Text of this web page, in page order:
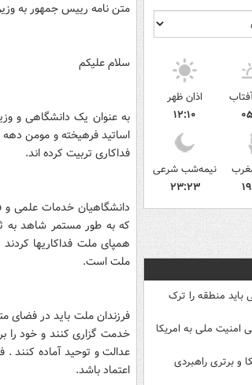
اذان ظهر
۱۲:۱۰
نیمه‌شب شرعی
۲۳:۲۳
باید منطقه را ترک
امنیت ملی به امریکا
و برتری راهبردی
متن نامه رییس جمهور به
سلام علیکم
به عنوان یک دانشگاهی و
اساتید فرهیخته و مومن دهه
فداکاری تربیت کرده اند.
دانشگاهیان خدمات علمی و
که به طور مستمر شاهد به
همپای ملت فداکاریها
ملت است.
فرزندان ملت باید در فضای
خدمت گزاری کنند و خود را
عدالت و توحید آماده کنند .
اعتماد باشد.